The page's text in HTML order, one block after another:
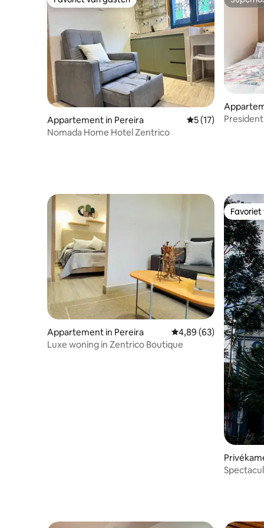
Favoriet van gasten
Appartement in Pereira Gemiddelde
5 (17)
Nomada Home Hotel Zentrico
Appartement in Pereira Gemiddelde
4,89 (63)
Luxe woning in Zentrico Boutique